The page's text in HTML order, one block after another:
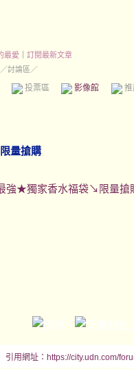
最愛
訂閱最新文章
／討論區／
投票區 影像館
量搶購
強★獨家香水福袋↘限量搶
引用網址：https://city.udn.com/